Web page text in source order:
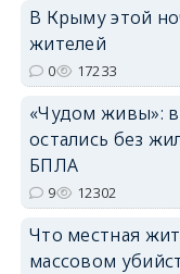
В Крыму этой
жителей
0 17233
«Чудом живы»:
остались без
БПЛА
9 12302
Что местная
массовом